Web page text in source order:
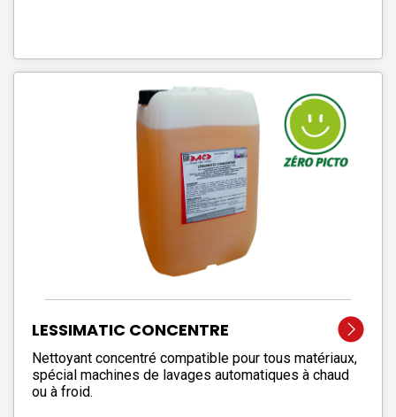
LESSIMATIC CONCENTRE
Nettoyant concentré compatible pour tous matériaux,
spécial machines de lavages automatiques à chaud
ou à froid.